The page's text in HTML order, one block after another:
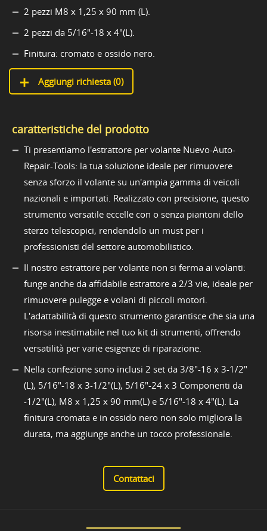
2 pezzi M8 x 1,25 x 90 mm (L).
2 pezzi da 5/16"-18 x 4"(L).
Finitura: cromato e ossido nero.
Aggiungi richiesta (0)
caratteristiche del prodotto
Ti presentiamo l'estrattore per volante Nuevo-Auto-
Repair-Tools: la tua soluzione ideale per rimuovere
senza sforzo il volante su un'ampia gamma di veicoli
nazionali e importati. Realizzato con precisione, questo
strumento versatile eccelle con o senza piantoni dello
sterzo telescopici, rendendolo un must per i
professionisti del settore automobilistico.
Il nostro estrattore per volante non si ferma ai volanti:
funge anche da affidabile estrattore a 2/3 vie, ideale per
rimuovere pulegge e volani di piccoli motori.
L'adattabilità di questo strumento garantisce che sia una
risorsa inestimabile nel tuo kit di strumenti, offrendo
versatilità per varie esigenze di riparazione.
Nella confezione sono inclusi 2 set da 3/8"-16 x 3-1/2"
(L), 5/16"-18 x 3-1/2"(L), 5/16"-24 x 3 Componenti da
-1/2"(L), M8 x 1,25 x 90 mm(L) e 5/16"-18 x 4"(L). La
finitura cromata e in ossido nero non solo migliora la
durata, ma aggiunge anche un tocco professionale.
Contattaci